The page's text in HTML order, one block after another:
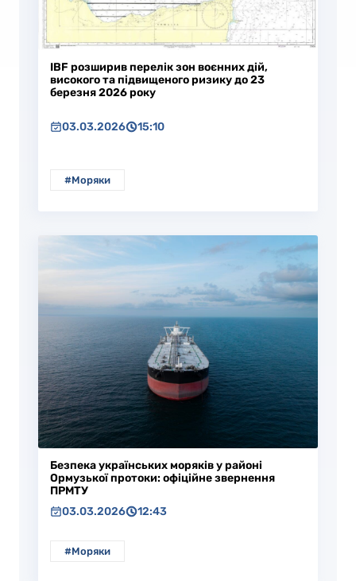
IBF розширив перелік зон воєнних дій,
високого та підвищеного ризику до 23
березня 2026 року
03.03.2026 15:10
#Моряки
Безпека українських моряків у районі
Ормузької протоки: офіційне звернення
ПРМТУ
03.03.2026
12:43
#Моряки